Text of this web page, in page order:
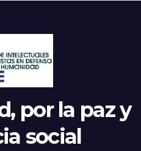
por la paz y
social